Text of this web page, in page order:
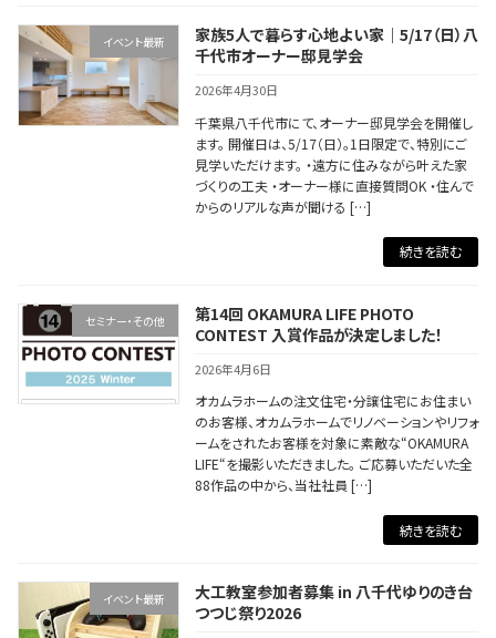
イベント最新
家族5人で暮らす心地よい家｜5/17（日）八
千代市オーナー邸見学会
2026年4月30日
千葉県八千代市にて、オーナー邸見学会を開催し
ます。 開催日は、5/17（日）。1日限定で、特別にご
見学いただけます。 ・遠方に住みながら叶えた家
づくりの工夫 ・オーナー様に直接質問OK ・住んで
からのリアルな声が聞ける […]
続きを読む
セミナー・その他
第14回 OKAMURA LIFE PHOTO
CONTEST 入賞作品が決定しました！
2026年4月6日
オカムラホームの注文住宅・分譲住宅にお住まい
のお客様、オカムラホームでリノベーションやリフォ
ームをされたお客様を対象に素敵な“OKAMURA
LIFE“を撮影いただきました。 ご応募いただいた全
88作品の中から、当社社員 […]
続きを読む
イベント最新
大工教室参加者募集 in 八千代ゆりのき台
つつじ祭り2026